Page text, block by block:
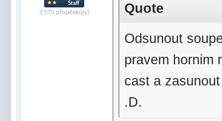
3 570 příspěvků(y)
Quote
Odsunout
pravem hornim
cast a
.D.